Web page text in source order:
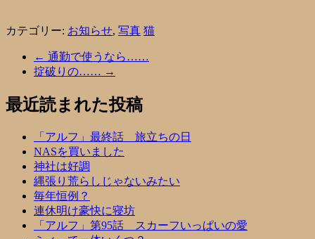
カテゴリー: お知らせ, 写真 猫
← 通勤で使うなら……
掟破りの…… →
最近読まれた投稿
「アルフ」最終話 旅立ちの日
NASを買いました
神社は好調
縄張り荒らしじゃないみたい
毎年恒例？
連休明け豪快に寝坊
「アルフ」第95話 スカーフいっぱいの愛